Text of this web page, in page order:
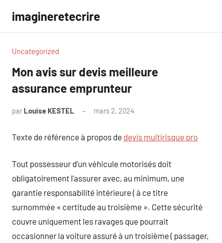
contenu
imagineretecrire
Uncategorized
Mon avis sur devis meilleure
assurance emprunteur
par Louise KESTEL mars 2, 2024
Texte de référence à propos de devis multirisque pro
Tout possesseur d’un véhicule motorisés doit
obligatoirement l’assurer avec, au minimum, une
garantie responsabilité intérieure ( à ce titre
surnommée « certitude au troisième ». Cette sécurité
couvre uniquement les ravages que pourrait
occasionner la voiture assuré à un troisième ( passager,